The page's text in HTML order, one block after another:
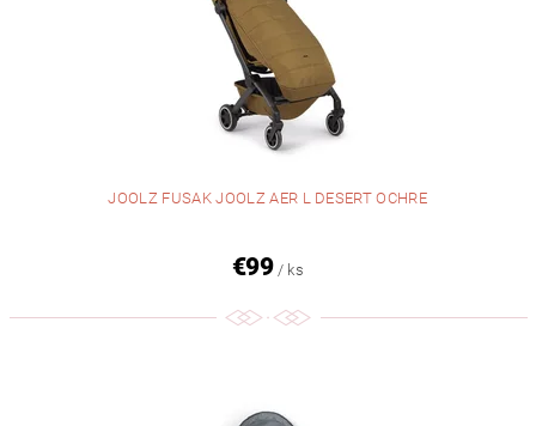
JOOLZ FUSAK JOOLZ AER L DESERT OCHRE
€99 / ks